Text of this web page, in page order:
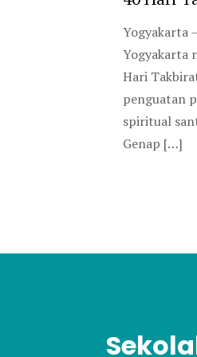
Yogyakarta
Yogyakarta
Hari
penguatan
spiritual
Genap […]